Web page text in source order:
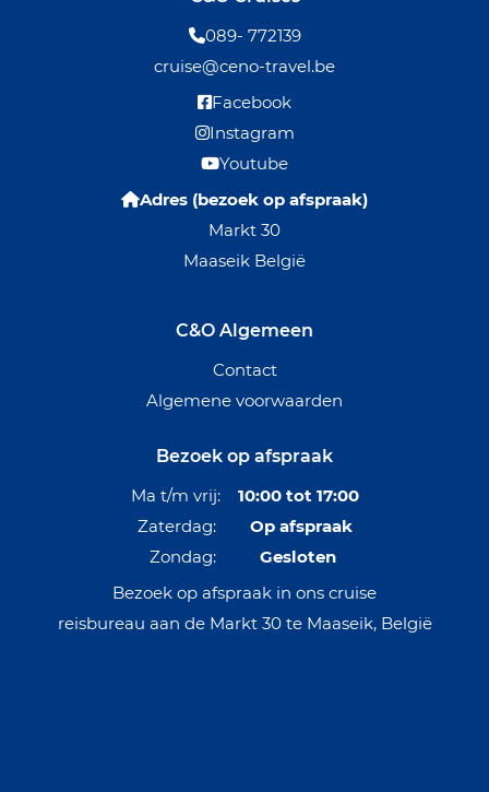
089- 772139
cruise@ceno-travel.be
Facebook
Instagram
Youtube
Adres (bezoek op afspraak)
Markt 30
Maaseik België
C&O Algemeen
Contact
Algemene voorwaarden
Bezoek op afspraak
Ma t/m vrij: 10:00 tot 17:00
Zaterdag: Op afspraak
Zondag: Gesloten
Bezoek op afspraak in ons cruise
reisbureau aan de Markt 30 te Maaseik, België